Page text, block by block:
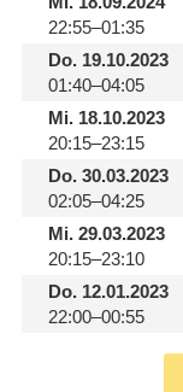
22:55–01:35
Do.19.10.2023
01:40–04:05
Mi.18.10.2023
20:15–23:15
Do.30.03.2023
02:05–04:25
Mi.29.03.2023
20:15–23:10
Do.12.01.2023
22:00–00:55